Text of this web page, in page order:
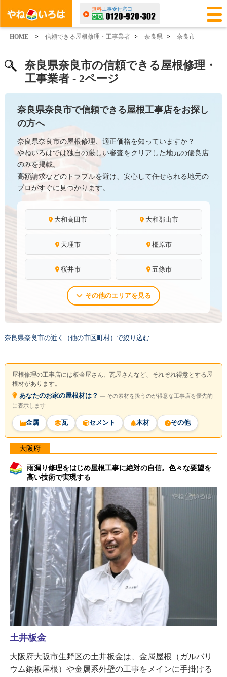
無料工事受付窓口
HOME > 信頼できる屋根修理・工事業者 > 奈良県 > 奈良市
奈良県奈良市の信頼できる屋根修理・
工事業者 - 2ページ
奈良県奈良市で信頼できる屋根工事店をお探し
の方へ
奈良県奈良市の屋根修理、適正価格を知っていますか？
やねいろはでは独自の厳しい審査をクリアした地元の優良店
のみを掲載。
高額請求などのトラブルを避け、安心して任せられる地元の
プロがすぐに見つかります。
大和高田市 大和郡山市
天理市 橿原市
桜井市 五條市
その他のエリアを見る
奈良県奈良市の近く（他の市区町村）で絞り込む
屋根修理の工事店には板金屋さん、瓦屋さんなど、それぞれ得意とする屋
根材があります。
あなたのお家の屋根材は？ ― その素材を扱うのが得意な工事店を優先的
に表示します
金属 瓦 セメント 木材 その他
大阪府
雨漏り修理をはじめ屋根工事に絶対の自信。色々な要望を
高い技術で実現する
土井板金
大阪府大阪市生野区の土井板金は、金属屋根（ガルバリ
ウム鋼板屋根）や金属系外壁の工事をメインに手掛ける